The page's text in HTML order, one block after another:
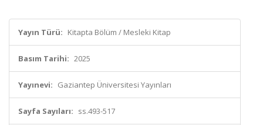
Yayın Türü: Kitapta Bölüm / Mesleki Kitap
Basım Tarihi: 2025
Yayınevi: Gaziantep Üniversitesi Yayınları
Sayfa Sayıları: ss.493-517